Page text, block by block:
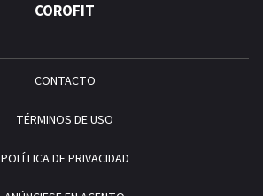
COROFIT
CONTACTO
TÉRMINOS DE USO
POLÍTICA DE PRIVACIDAD